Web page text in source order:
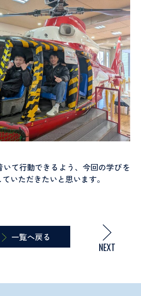
て行動できるよう、今回の学びを
いただきたいと思います。
一覧へ戻る
NEXT